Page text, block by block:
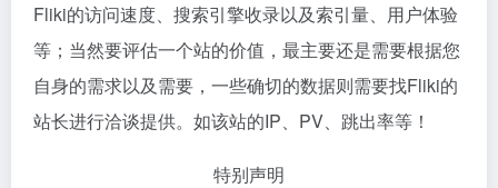
Fliki的访问速度、搜索引擎收录以及索引量、用户体验
等；当然要评估一个站的价值，最主要还是需要根据您
自身的需求以及需要，一些确切的数据则需要找Fliki的
站长进行洽谈提供。如该站的IP、PV、跳出率等！
特别声明